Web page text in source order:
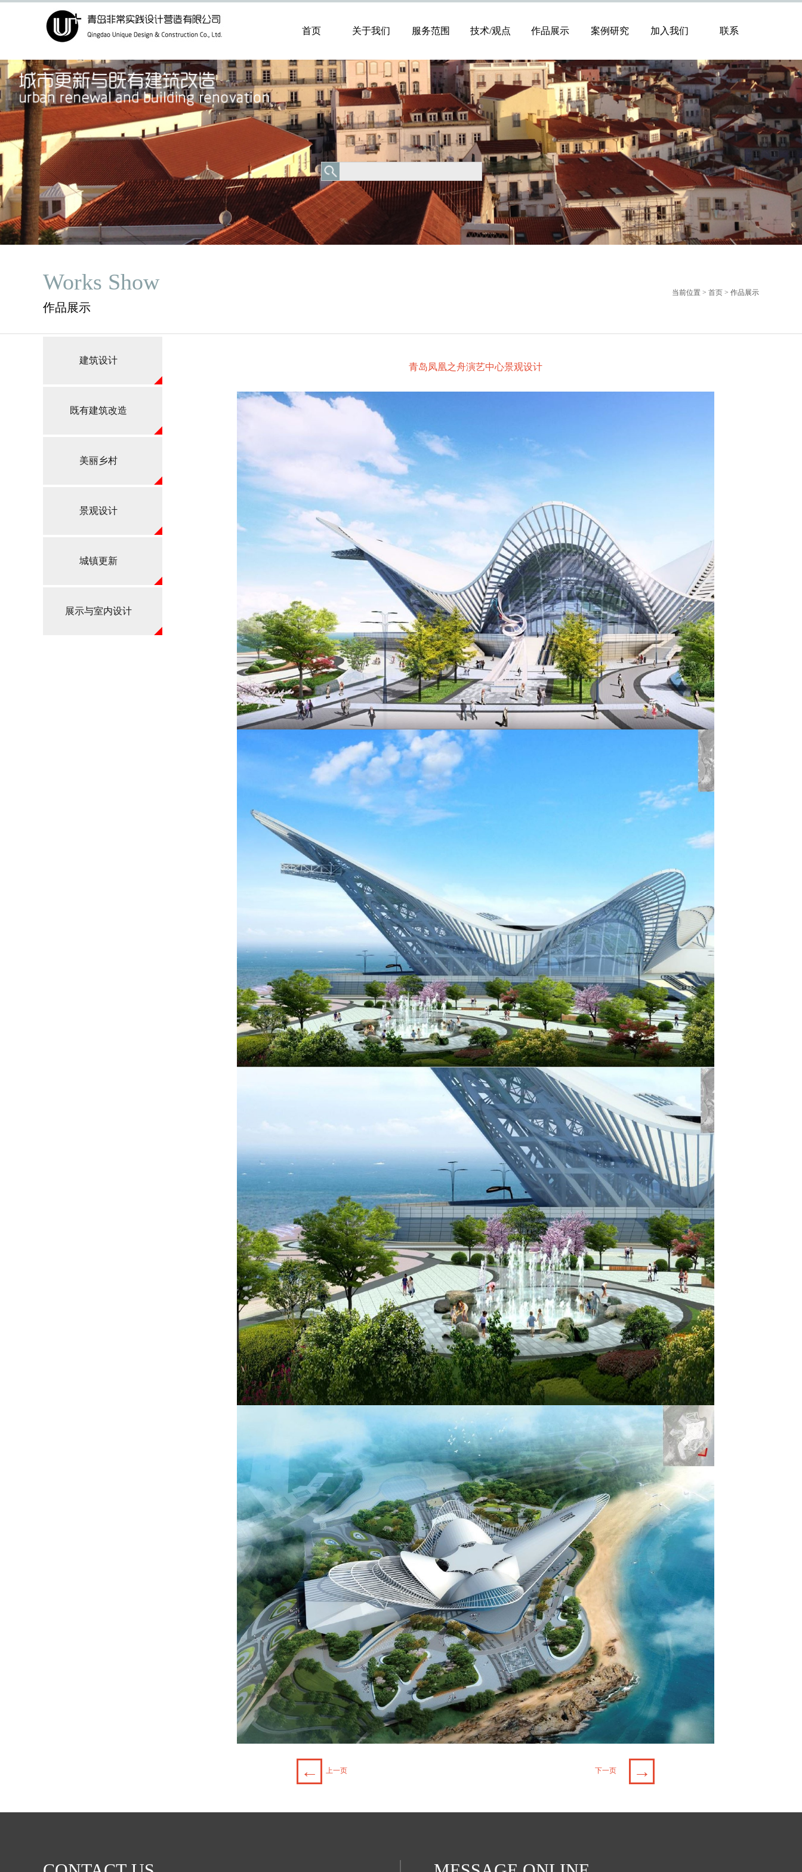
首页 关于我们 服务范围 技术/观点 作品展示 案例研究 加入我们 联系
Works Show 当前位置 > 首页 > 作品展示
作品展示
建筑设计
既有建筑改造
美丽乡村
景观设计
城镇更新
展示与室内设计
青岛凤凰之舟演艺中心景观设计
← 上一页 下一页 →